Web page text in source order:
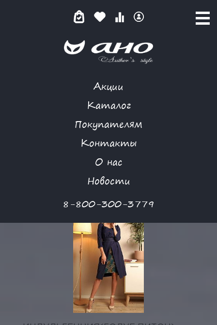
Акции
Каталог
Покупателям
Контакты
О нас
Новости
8-800-300-3779
КАТАЛОГ ТОВАРОВ